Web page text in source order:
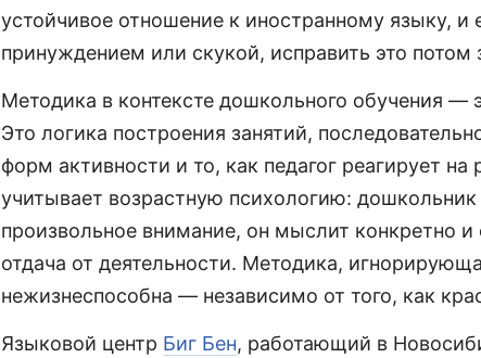
устойчивое отношение к иностранному языку, и
принуждением или скукой, исправить это потом
Методика в контексте дошкольного обучения —
Это логика построения занятий,
форм активности и то, как педагог реагирует
учитывает возрастную психологию:
произвольное внимание, он мыслит конкретно
отдача от деятельности. Методика,
нежизнеспособна — независимо от того, как
Языковой центр Биг Бен, работающий в